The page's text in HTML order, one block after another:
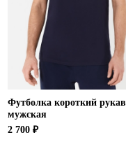
Футболка короткий рукав
мужская
2 700 ₽